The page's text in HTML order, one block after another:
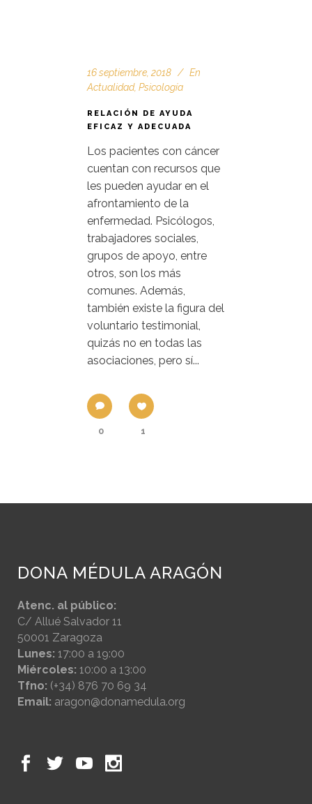
16 septiembre, 2018
En
Actualidad, Psicología
RELACIÓN DE AYUDA
EFICAZ Y ADECUADA
Los pacientes con cáncer
cuentan con recursos que
les pueden ayudar en el
afrontamiento de la
enfermedad. Psicólogos,
trabajadores sociales,
grupos de apoyo, entre
otros, son los más
comunes. Además,
también existe la figura del
voluntario testimonial,
quizás no en todas las
asociaciones, pero sí...
0 1
DONA MÉDULA ARAGÓN
Atenc. al público:
C/ Allué Salvador 11
50001 Zaragoza
Lunes: 17:00 a 19:00
Miércoles: 10:00 a 13:00
Tfno: (+34) 876 70 69 34
Email: aragon@donamedula.org